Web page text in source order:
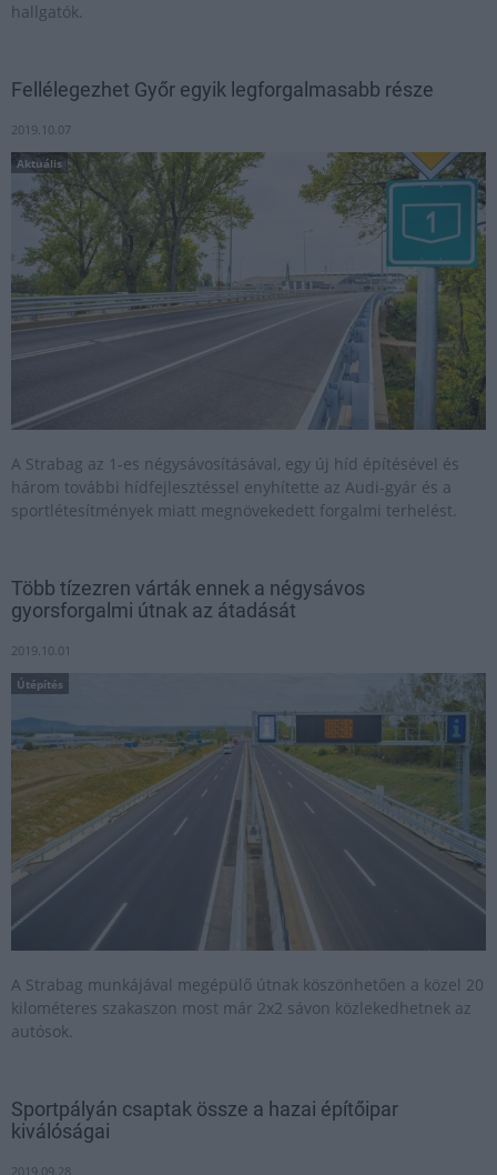
hallgatók.
Fellélegezhet Győr egyik legforgalmasabb része
2019.10.07
Aktuális
A Strabag az 1-es négysávosításával, egy új híd építésével és
három további hídfejlesztéssel enyhítette az Audi-gyár és a
sportlétesítmények miatt megnövekedett forgalmi terhelést.
Több tízezren várták ennek a négysávos
gyorsforgalmi útnak az átadását
2019.10.01
Útépítés
A Strabag munkájával megépülő útnak köszönhetően a közel 20
kilométeres szakaszon most már 2x2 sávon közlekedhetnek az
autósok.
Sportpályán csaptak össze a hazai építőipar
kiválóságai
2019.09.28